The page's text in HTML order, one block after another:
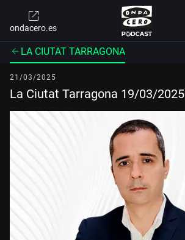
ondacero.es
LA CIUTAT TARRAGONA
21/03/2025
La Ciutat Tarragona 19/03/2025